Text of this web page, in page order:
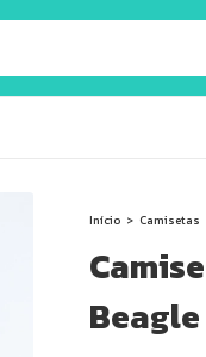
Início > Camisetas
Beagle